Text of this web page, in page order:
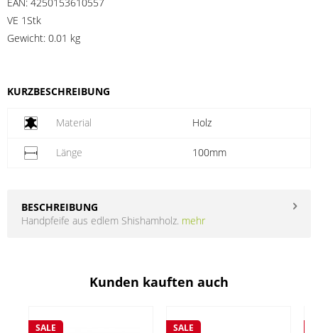
VE 1Stk
Gewicht: 0.01 kg
KURZBESCHREIBUNG
Material Holz
Länge 100mm
BESCHREIBUNG
Handpfeife aus edlem Shishamholz. mehr
Kunden kauften auch
SALE SALE